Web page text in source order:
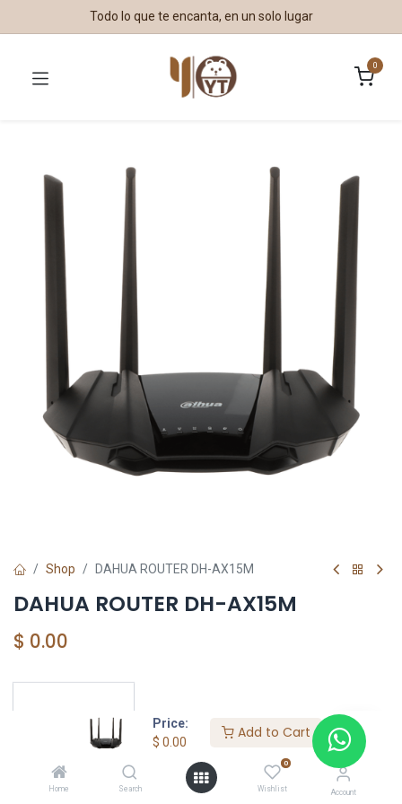
Price:
$ 0.00
Add to Cart
Home Search
0
Wishlist Account
Todo lo que te encanta, en un solo lugar
0
Shop DAHUA ROUTER DH-AX15M
DAHUA ROUTER DH-AX15M
$ 0.00
DAHUA SHOP